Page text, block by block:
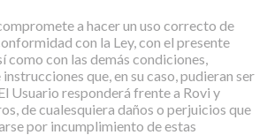
a hacer un uso correcto de
con la Ley, con el presente
como con las demás condiciones,
que, en su caso, pudieran ser
Usuario responderá frente a Rovi y
de cualesquiera daños o perjuicios que
por incumplimiento de estas